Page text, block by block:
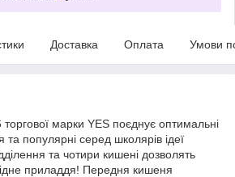
Доставка Оплата Умови
марки YES поєднує оптимальні
та популярні серед школярів ідеї
та чотири кишені дозволять
приладдя! Передня кишеня